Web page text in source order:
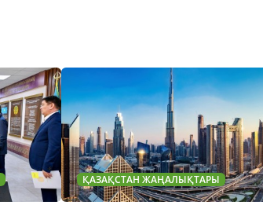
ҚАЗАҚСТАН ЖАҢАЛЫҚТАРЫ